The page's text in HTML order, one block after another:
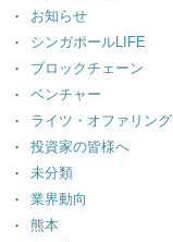
お知らせ
シンガポールLIFE
ブロックチェーン
ベンチャー
ライツ・オファリング
投資家の皆様へ
未分類
業界動向
熊本